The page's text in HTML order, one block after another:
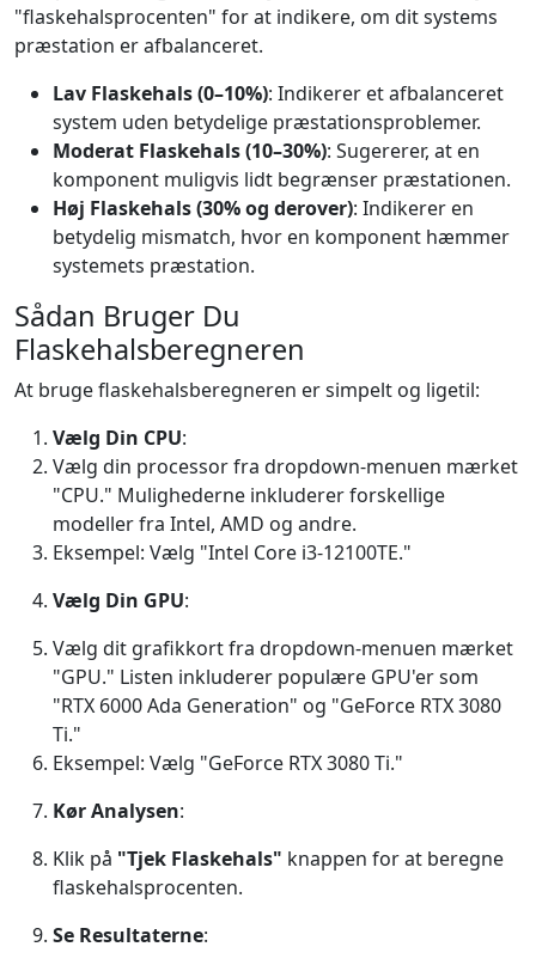
"flaskehalsprocenten" for at indikere, om dit systems
præstation er afbalanceret.
Lav Flaskehals (0–10%): Indikerer et afbalanceret
system uden betydelige præstationsproblemer.
Moderat Flaskehals (10–30%): Sugererer, at en
komponent muligvis lidt begrænser præstationen.
Høj Flaskehals (30% og derover): Indikerer en
betydelig mismatch, hvor en komponent hæmmer
systemets præstation.
Sådan Bruger Du
Flaskehalsberegneren
At bruge flaskehalsberegneren er simpelt og ligetil:
Vælg Din CPU:
Vælg din processor fra dropdown-menuen mærket
"CPU." Mulighederne inkluderer forskellige
modeller fra Intel, AMD og andre.
Eksempel: Vælg "Intel Core i3-12100TE."
Vælg Din GPU:
Vælg dit grafikkort fra dropdown-menuen mærket
"GPU." Listen inkluderer populære GPU'er som
"RTX 6000 Ada Generation" og "GeForce RTX 3080
Ti."
Eksempel: Vælg "GeForce RTX 3080 Ti."
Kør Analysen:
Klik på "Tjek Flaskehals" knappen for at beregne
flaskehalsprocenten.
Se Resultaterne: